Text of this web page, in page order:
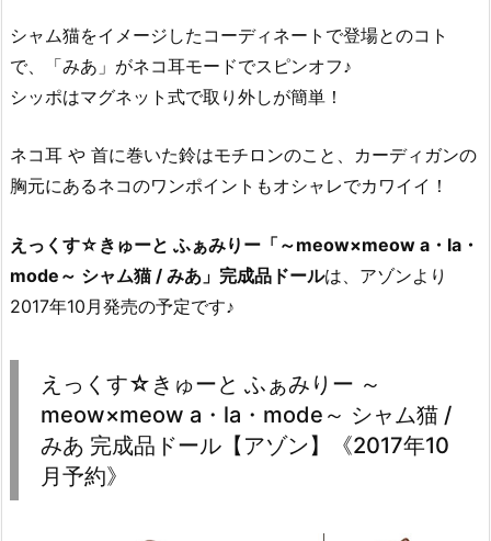
シャム猫をイメージしたコーディネートで登場とのコト
で、「みあ」がネコ耳モードでスピンオフ♪
シッポはマグネット式で取り外しが簡単！
ネコ耳 や 首に巻いた鈴はモチロンのこと、カーディガンの
胸元にあるネコのワンポイントもオシャレでカワイイ！
えっくす☆きゅーと ふぁみりー「～meow×meow a・la・
mode～ シャム猫 / みあ」完成品ドールは、アゾンより
2017年10月発売の予定です♪
えっくす☆きゅーと ふぁみりー ～
meow×meow a・la・mode～ シャム猫 /
みあ 完成品ドール【アゾン】《2017年10
月予約》